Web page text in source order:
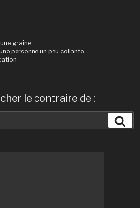
graine
personne un peu collante
le contraire de :